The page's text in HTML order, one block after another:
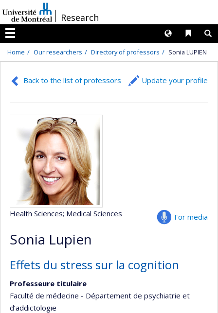
au
contenu
/Research
Menu
Liens
Langues
Home Our researchers Directory of professors Sonia LUPIEN
Back to the list of professors Update your profile
For media
Health Sciences; Medical Sciences
Sonia Lupien
Effets du stress sur la cognition
Professeure titulaire
Faculté de médecine - Département de psychiatrie et
d’addictologie